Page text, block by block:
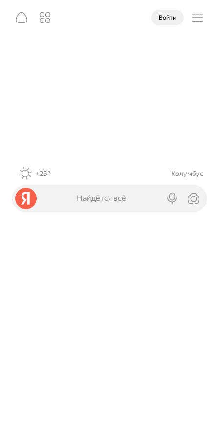
Войти
+26° Колумбус
Найдётся всё